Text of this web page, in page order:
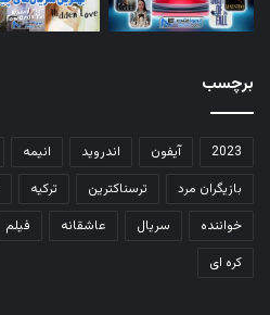
برچسب
2023 آیفون اندروید انیمه
بازیگران مرد
ترسناکترین ترکیه
خواننده
سریال عاشقانه فیلم
کره ای